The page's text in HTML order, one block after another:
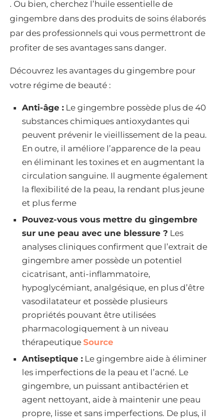
. Ou bien, cherchez l’huile essentielle de
gingembre dans des produits de soins élaborés
par des professionnels qui vous permettront de
profiter de ses avantages sans danger.
Découvrez les avantages du gingembre pour
votre régime de beauté :
Anti-âge : Le gingembre possède plus de 40
substances chimiques antioxydantes qui
peuvent prévenir le vieillissement de la peau.
En outre, il améliore l’apparence de la peau
en éliminant les toxines et en augmentant la
circulation sanguine. Il augmente également
la flexibilité de la peau, la rendant plus jeune
et plus ferme
Pouvez-vous vous mettre du gingembre
sur une peau avec une blessure ? Les
analyses cliniques confirment que l’extrait de
gingembre amer possède un potentiel
cicatrisant, anti-inflammatoire,
hypoglycémiant, analgésique, en plus d’être
vasodilatateur et possède plusieurs
propriétés pouvant être utilisées
pharmacologiquement à un niveau
thérapeutique Source
Antiseptique : Le gingembre aide à éliminer
les imperfections de la peau et l’acné. Le
gingembre, un puissant antibactérien et
agent nettoyant, aide à maintenir une peau
propre, lisse et sans imperfections. De plus, il